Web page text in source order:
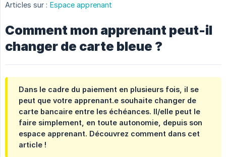
Articles sur : Espace apprenant
Comment mon apprenant peut-il
changer de carte bleue ?
Dans le cadre du paiement en plusieurs fois, il se
peut que votre apprenant.e souhaite changer de
carte bancaire entre les échéances. Il/elle peut le
faire simplement, en toute autonomie, depuis son
espace apprenant. Découvrez comment dans cet
article !